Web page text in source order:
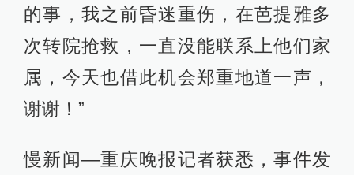
的事，我之前昏迷重伤，在芭提雅多
次转院抢救，一直没能联系上他们家
属，今天也借此机会郑重地道一声，
谢谢！”
慢新闻—重庆晚报记者获悉，事件发